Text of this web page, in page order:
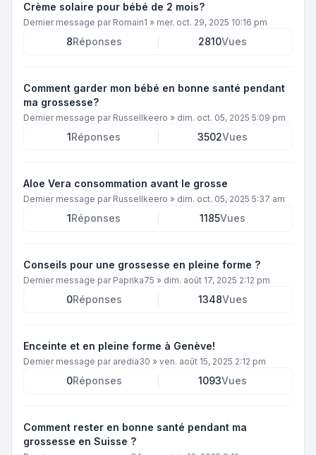
Crème solaire pour bébé de 2 mois?
Dernier message par Romain1 » mer. oct. 29, 2025 10:16 pm
8Réponses 2810Vues
Comment garder mon bébé en bonne santé pendant
ma grossesse?
Dernier message par Russellkeero » dim. oct. 05, 2025 5:09 pm
1Réponses 3502Vues
Aloe Vera consommation avant le grosse
Dernier message par Russellkeero » dim. oct. 05, 2025 5:37 am
1Réponses 1185Vues
Conseils pour une grossesse en pleine forme ?
Dernier message par Paprika75 » dim. août 17, 2025 2:12 pm
0Réponses 1348Vues
Enceinte et en pleine forme à Genève!
Dernier message par aredia30 » ven. août 15, 2025 2:12 pm
0Réponses 1093Vues
Comment rester en bonne santé pendant ma
grossesse en Suisse ?